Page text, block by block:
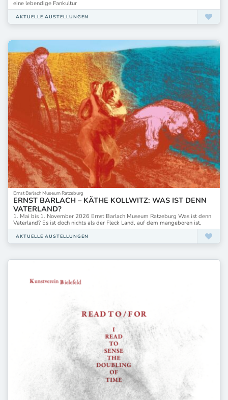
eine lebendige Fankultur
AKTUELLE AUSTELLUNGEN
Ernst Barlach Museum Ratzeburg
ERNST BARLACH – KÄTHE KOLLWITZ: WAS IST DENN
VATERLAND?
1. Mai bis 1. November 2026 Ernst Barlach Museum Ratzeburg Was ist denn
Vaterland? Es ist doch nichts als der Fleck Land, auf dem mangeboren ist,
AKTUELLE AUSTELLUNGEN